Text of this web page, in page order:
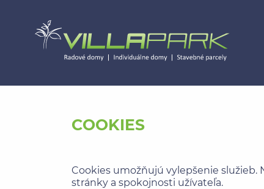
COOKIES
Cookies umožňujú vylepšenie služieb.
stránky a spokojnosti užívateľa.